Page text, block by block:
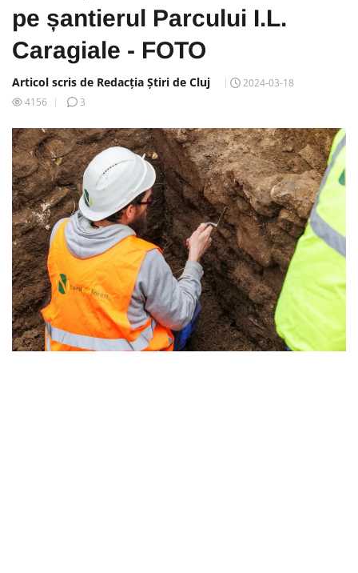
pe șantierul Parcului I.L.
Caragiale - FOTO
Articol scris de Redacția Știri de Cluj
2024-03-18
4156
3